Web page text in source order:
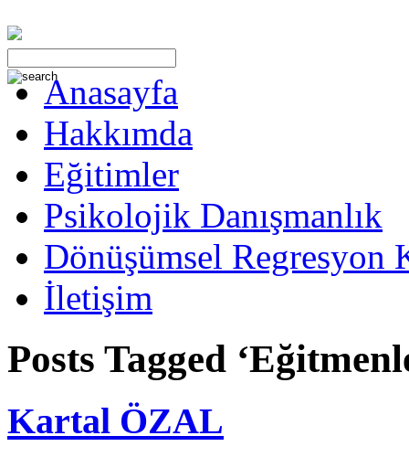
Anasayfa
Hakkımda
Eğitimler
Psikolojik Danışmanlık
Dönüşümsel Regresyon
İletişim
Posts Tagged
Kartal ÖZAL